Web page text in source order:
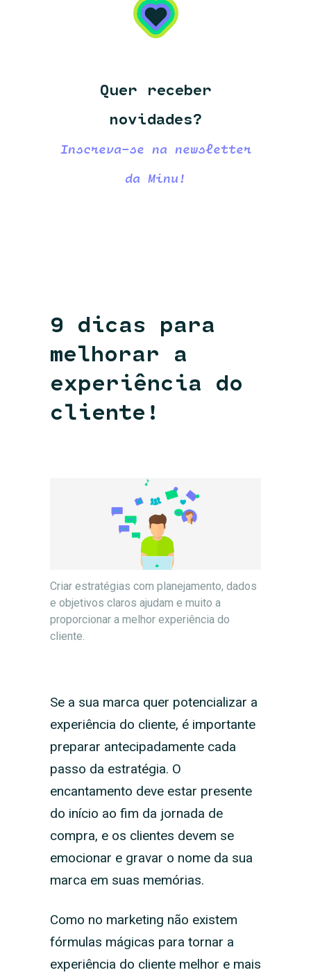
Quer receber
novidades?
Inscreva-se na newsletter
da Minu!
9 dicas para
melhorar a
experiência do
cliente!
Criar estratégias com planejamento, dados
e objetivos claros ajudam e muito a
proporcionar a melhor experiência do
cliente.
Se a sua marca quer potencializar a
experiência do cliente, é importante
preparar antecipadamente cada
passo da estratégia. O
encantamento deve estar presente
do início ao fim da jornada de
compra, e os clientes devem se
emocionar e gravar o nome da sua
marca em suas memórias.
Como no marketing não existem
fórmulas mágicas para tornar a
experiência do cliente melhor e mais